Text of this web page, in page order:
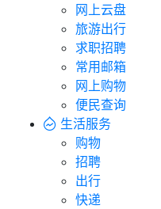
网上云盘
旅游出行
求职招聘
常用邮箱
网上购物
便民查询
生活服务
购物
招聘
出行
快递